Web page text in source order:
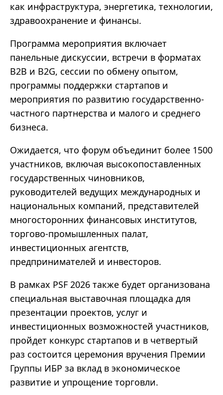
как инфраструктура, энергетика, технологии,
здравоохранение и финансы.
Программа мероприятия включает
панельные дискуссии, встречи в форматах
B2B и B2G, сессии по обмену опытом,
программы поддержки стартапов и
мероприятия по развитию государственно-
частного партнерства и малого и среднего
бизнеса.
Ожидается, что форум объединит более 1500
участников, включая высокопоставленных
государственных чиновников,
руководителей ведущих международных и
национальных компаний, представителей
многосторонних финансовых институтов,
торгово-промышленных палат,
инвестиционных агентств,
предпринимателей и инвесторов.
В рамках PSF 2026 также будет организована
специальная выставочная площадка для
презентации проектов, услуг и
инвестиционных возможностей участников,
пройдет конкурс стартапов и в четвертый
раз состоится церемония вручения Премии
Группы ИБР за вклад в экономическое
развитие и упрощение торговли.